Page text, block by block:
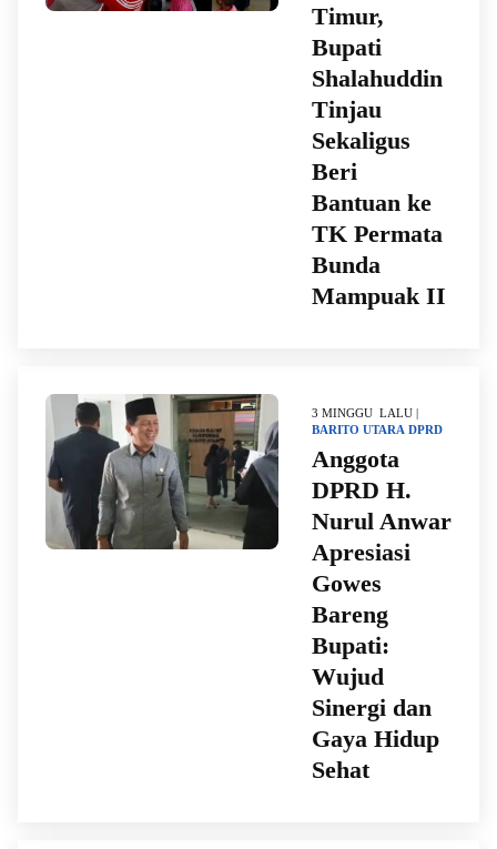
Timur,
Bupati
Shalahuddin
Tinjau
Sekaligus
Beri
Bantuan ke
TK Permata
Bunda
Mampuak II
3 MINGGU LALU |
BARITO UTARA DPRD
Anggota
DPRD H.
Nurul Anwar
Apresiasi
Gowes
Bareng
Bupati:
Wujud
Sinergi dan
Gaya Hidup
Sehat